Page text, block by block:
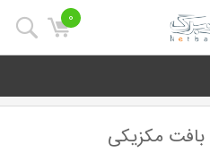
0
بافت مکزیکی